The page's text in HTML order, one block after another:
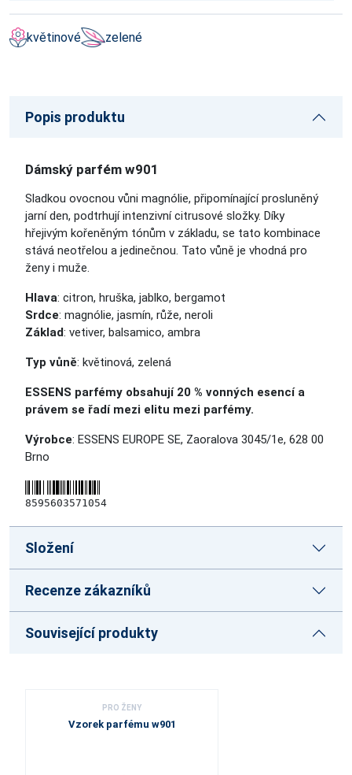
květinové zelené
Popis produktu
Dámský parfém w901
Sladkou ovocnou vůni magnólie, připomínající prosluněný
jarní den, podtrhují intenzivní citrusové složky. Díky
hřejivým kořeněným tónům v základu, se tato kombinace
stává neotřelou a jedinečnou. Tato vůně je vhodná pro
ženy i muže.
Hlava: citron, hruška, jablko, bergamot
Srdce: magnólie, jasmín, růže, neroli
Základ: vetiver, balsamico, ambra
Typ vůně: květinová, zelená
ESSENS parfémy obsahují 20 % vonných esencí a
právem se řadí mezi elitu mezi parfémy.
Výrobce: ESSENS EUROPE SE, Zaoralova 3045/1e, 628 00
Brno
8595603571054
Složení
Recenze zákazníků
Související produkty
PRO ŽENY
Vzorek parfému w901